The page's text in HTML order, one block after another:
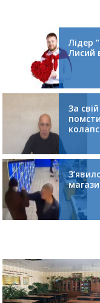
Лідер
Лисий
За